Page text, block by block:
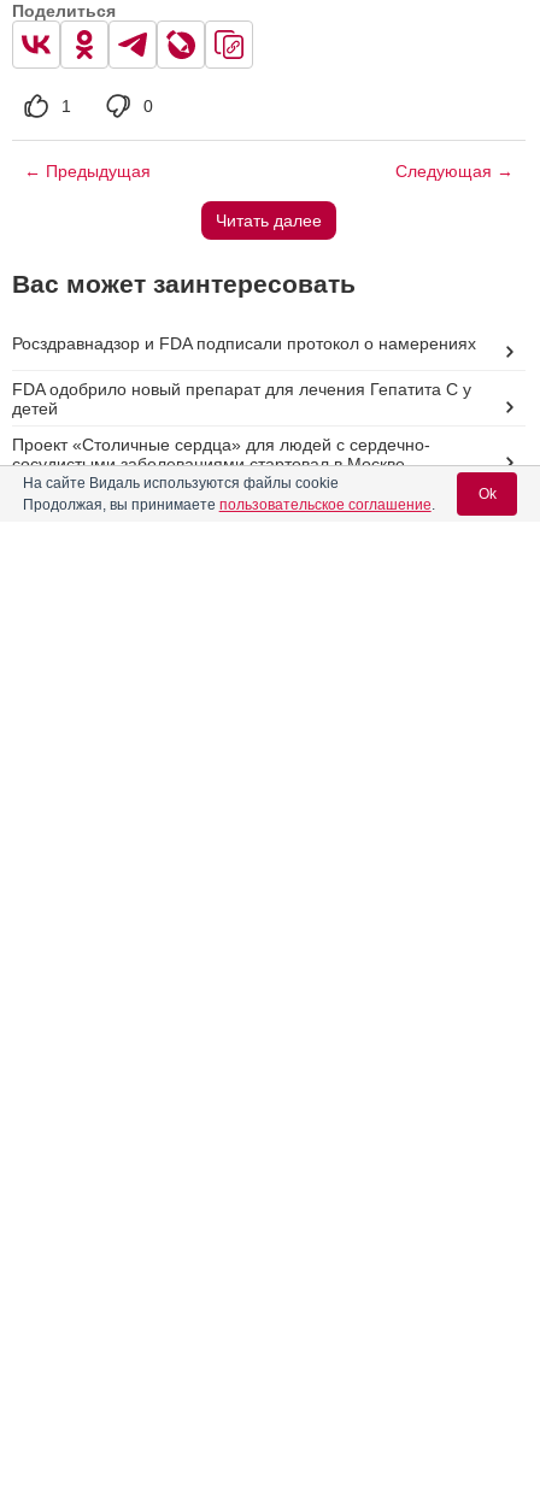
Поделиться
1 0
← Предыдущая Следующая →
Читать далее
Вас может заинтересовать
Росздравнадзор и FDA подписали протокол о намерениях
FDA одобрило новый препарат для лечения Гепатита C у
детей
Проект «Столичные сердца» для людей с сердечно-
сосудистыми заболеваниями стартовал в Москве
Вебинар: COVID-19 у пациента эндокринологического
профиля. Суммация данных двух лет
На сайте Видаль используются файлы cookie
Продолжая, вы принимаете пользовательское соглашение.
Ok